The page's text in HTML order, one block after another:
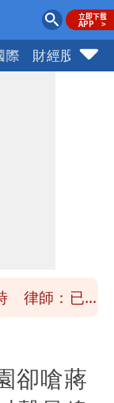
際 財經股市
北基破4成
律師：已
商冰品好康
卻嗆蔣